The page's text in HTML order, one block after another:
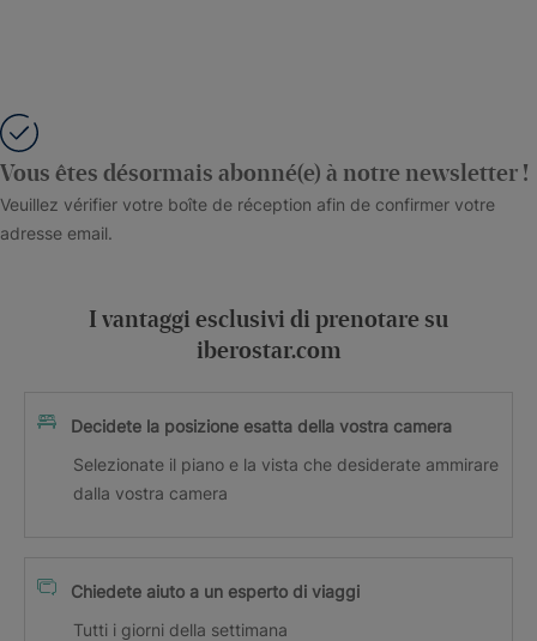
Vous êtes désormais abonné(e) à notre newsletter !
Veuillez vérifier votre boîte de réception afin de confirmer votre
adresse email.
I vantaggi esclusivi di prenotare su
iberostar.com
Decidete la posizione esatta della vostra camera
Selezionate il piano e la vista che desiderate ammirare
dalla vostra camera
Chiedete aiuto a un esperto di viaggi
Tutti i giorni della settimana